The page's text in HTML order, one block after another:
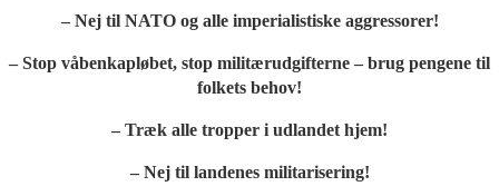
– Nej til NATO og alle imperialistiske aggressorer!
– Stop våbenkapløbet, stop militærudgifterne – brug pengene til
folkets behov!
– Træk alle tropper i udlandet hjem!
– Nej til landenes militarisering!